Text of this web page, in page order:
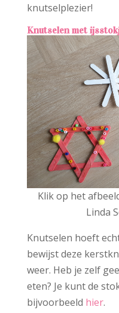
knutselplezier!
Knutselen met
Klik op het
Linda
Knutselen hoeft
bewijst deze
weer. Heb je zelf
eten? Je kunt de
bijvoorbeeld hier.